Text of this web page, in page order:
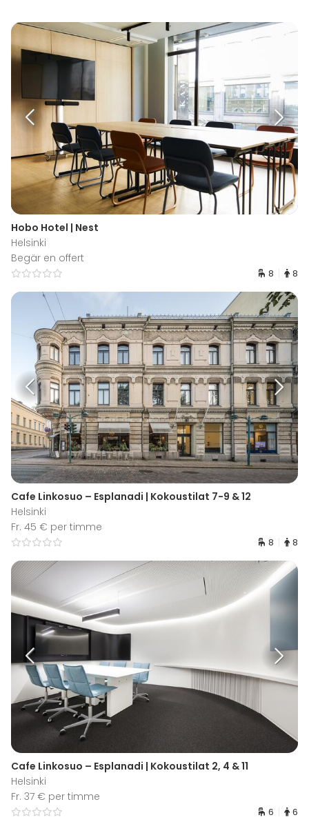
Hobo Hotel | Nest
Helsinki
Begär en offert
8 8
Cafe Linkosuo – Esplanadi | Kokoustilat 7-9 & 12
Helsinki
Fr. 45 € per timme
8 8
Cafe Linkosuo – Esplanadi | Kokoustilat 2, 4 & 11
Helsinki
Fr. 37 € per timme
6 6